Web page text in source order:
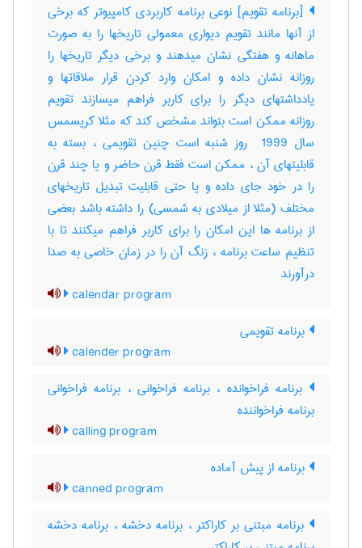
[برنامه تقویم] نوعی برنامه کاربردی کامپیوتر که برخی
از آنها مانند تقویم دیواری معمولی تاریخها را به صورت
ماهانه و هفتگی نشان میدهند و برخی دیگر تاریخها را
روزانه نشان داده و امکان وارد کردن قرار ملاقاتها و
یادداشتهای دیگر را برای کاربر فراهم میسازند تقویم
روزانه ممکن است بتواند مشخص کند که مثلا کریسمس
سال ‎ 1999 روز شنبه است چنین تقویمی ، بسته به
قابلیتهای آن ، ممکن است فقط قرن حاضر و یا چند قرن
را در خود جای داده و یا حتی قابلیت تبدیل تاریخهای
مختلف (مثلا از میلادی به شمسی) را داشته باشد بعضی
از برنامه ها این امکان را برای کاربر فراهم میکنند تا با
تنظیم ساعت برنامه ، زنگ آن را در زمان خاصی به صدا
درآورند
calendar program
برنامه تقویمی
calender program
برنامه فراخوانده ، برنامه فراخوانی ، برنامه فراخوانی
برنامه فراخواننده
calling program
برنامه از پیش آماده
canned program
برنامه مبتنی بر کاراکتر ، برنامه دخشه ، برنامه دخشه